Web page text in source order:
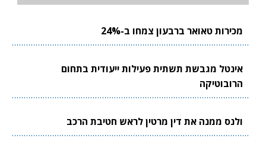
מכירות טאואר ברבעון צמחו ב-24%
אינטל מגבשת תשתית פעילות ייעודית בתחום
הרובוטיקה
ולנס ממנה את דין מרטין לראש חטיבת הרכב